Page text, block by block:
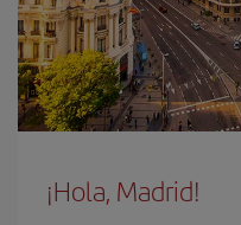
¡Hola, Madrid!